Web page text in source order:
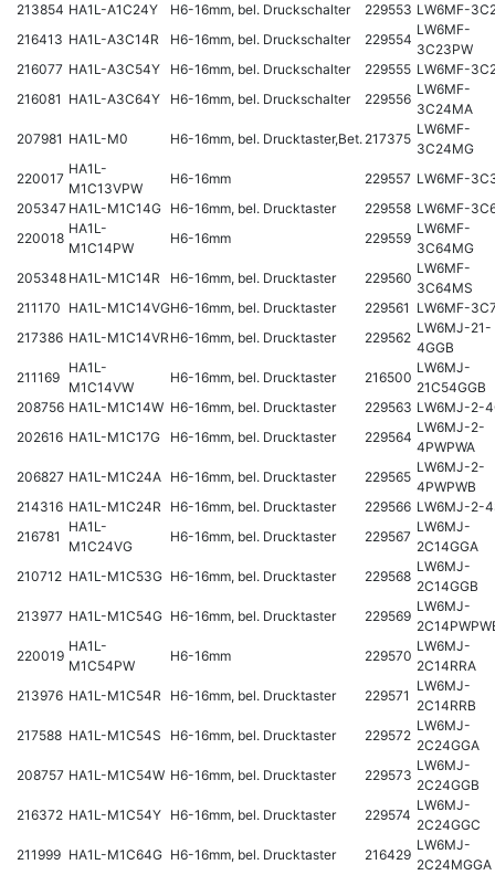
213854 HA1L-A1C24Y H6-16mm, bel. Druckschalter 229553 LW6MF-
216413 HA1L-A3C14R H6-16mm, bel. Druckschalter 229554
LW6MF-
3C23PW
216077 HA1L-A3C54Y H6-16mm, bel. Druckschalter 229555 LW6MF-
216081 HA1L-A3C64Y H6-16mm, bel. Druckschalter 229556
LW6MF-
3C24MA
207981 HA1L-M0 H6-16mm, bel. Drucktaster,Bet. 217375
LW6MF-
3C24MG
220017
HA1L-
M1C13VPW
H6-16mm 229557 LW6MF-
205347 HA1L-M1C14G H6-16mm, bel. Drucktaster 229558 LW6MF-
220018
HA1L-
M1C14PW
H6-16mm 229559
LW6MF-
3C64MG
205348 HA1L-M1C14R H6-16mm, bel. Drucktaster 229560
LW6MF-
3C64MS
211170 HA1L-M1C14VGH6-16mm, bel. Drucktaster 229561 LW6MF-
217386 HA1L-M1C14VR H6-16mm, bel. Drucktaster 229562
LW6MJ-21-
4GGB
211169
HA1L-
M1C14VW
H6-16mm, bel. Drucktaster 216500
LW6MJ-
21C54GGB
208756 HA1L-M1C14W H6-16mm, bel. Drucktaster 229563 LW6MJ-2-
202616 HA1L-M1C17G H6-16mm, bel. Drucktaster 229564
LW6MJ-2-
4PWPWA
206827 HA1L-M1C24A H6-16mm, bel. Drucktaster 229565
LW6MJ-2-
4PWPWB
214316 HA1L-M1C24R H6-16mm, bel. Drucktaster 229566 LW6MJ-2-
216781
HA1L-
M1C24VG
H6-16mm, bel. Drucktaster 229567
LW6MJ-
2C14GGA
210712 HA1L-M1C53G H6-16mm, bel. Drucktaster 229568
LW6MJ-
2C14GGB
213977 HA1L-M1C54G H6-16mm, bel. Drucktaster 229569
LW6MJ-
220019
HA1L-
M1C54PW
H6-16mm 229570
LW6MJ-
2C14RRA
213976 HA1L-M1C54R H6-16mm, bel. Drucktaster 229571
LW6MJ-
2C14RRB
217588 HA1L-M1C54S H6-16mm, bel. Drucktaster 229572
LW6MJ-
2C24GGA
208757 HA1L-M1C54W H6-16mm, bel. Drucktaster 229573
LW6MJ-
2C24GGB
216372 HA1L-M1C54Y H6-16mm, bel. Drucktaster 229574
LW6MJ-
2C24GGC
211999 HA1L-M1C64G H6-16mm, bel. Drucktaster 216429
LW6MJ-
2C24MGGA